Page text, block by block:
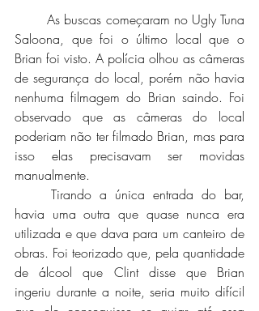
	As buscas começaram no Ugly Tuna
Saloona, que foi o último local que o
Brian foi visto. A polícia olhou as câmeras
de segurança do local, porém não havia
nenhuma filmagem do Brian saindo. Foi
observado que as câmeras do local
poderiam não ter filmado Brian, mas para
isso elas precisavam ser movidas
manualmente.
havia uma outra que quase nunca era
utilizada e que dava para um canteiro de
obras. Foi teorizado que, pela quantidade
de álcool que Clint disse que Brian
ingeriu durante a noite, seria muito difícil